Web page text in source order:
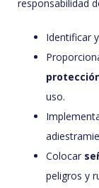
responsabilidad
Identificar
uso.
Colocar
peligros y